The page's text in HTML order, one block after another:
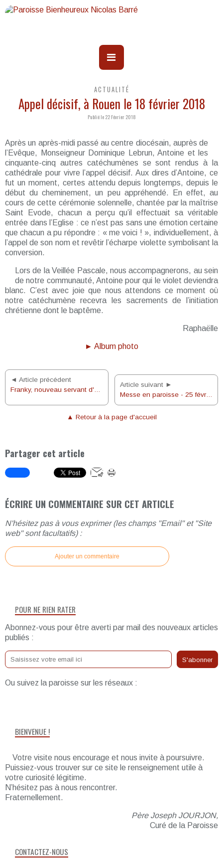
ACTUALITÉ
Appel décisif, à Rouen le 18 février 2018
Publié le 22 Février 2018
Après un après-midi passé au centre diocésain, auprès de
l’Evêque, Monseigneur Dominique Lebrun, Antoine et les
cinquante-cinq autres catéchumènes se sont rendus à la
cathédrale pour vivre l’appel décisif. Aux dires d’Antoine, ce
fut un moment, certes attendu depuis longtemps, depuis le
début du cheminement, un peu appréhendé. En effet, au
cours de cette cérémonie solennelle, chantée par la maîtrise
Saint Evode, chacun a perçu qu’il effectuait sa véritable
entrée dans l’Eglise : ce n’est pas sans une émotion certaine
que chacun a pu répondre : « me voici ! », individuellement, à
l’appel de son nom et revêtir l’écharpe violette symbolisant la
conversion.
Lors de la Veillée Pascale, nous accompagnerons, au sein
de notre communauté, Antoine pour qui le violet deviendra
blanc. C’est avec joie que nous attendons ce moment où
notre catéchumène recevra les sacrements de l’initiation
chrétienne dont le baptême.
Raphaëlle
► Album photo
◄ Article précédent
Franky, nouveau servant d'autel
Article suivant ►
Messe en paroisse - 25 février 2018
▲ Retour à la page d'accueil
Partager cet article
ÉCRIRE UN COMMENTAIRE SUR CET ARTICLE
N'hésitez pas à vous exprimer (les champs "Email" et "Site
web" sont facultatifs) :
Ajouter un commentaire
POUR NE RIEN RATER
Abonnez-vous pour être averti par mail des nouveaux articles
publiés :
Ou suivez la paroisse sur les réseaux :
BIENVENUE !
Votre visite nous encourage et nous invite à poursuivre.
Puissiez-vous trouver sur ce site le renseignement utile à
votre curiosité légitime.
N’hésitez pas à nous rencontrer.
Fraternellement.
Père Joseph JOURJON,
Curé de la Paroisse
CONTACTEZ-NOUS